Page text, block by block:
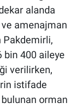
alanda
amenajman
Pakdemirli,
bin 400 aileye
verilirken,
istifade
orman